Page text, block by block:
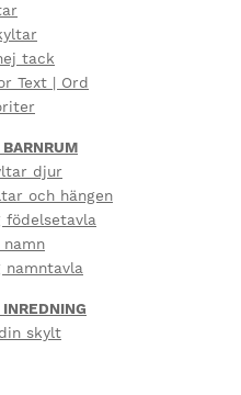
tack
Text | Ord
djur
och hängen
födelsetavla
namntavla
skylt